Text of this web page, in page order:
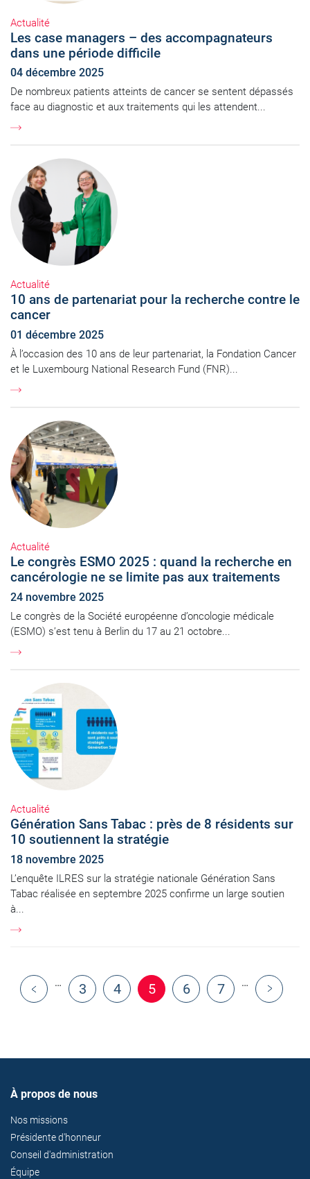
Actualité
Les case managers – des accompagnateurs
dans une période difficile
04 décembre 2025
De nombreux patients atteints de cancer se sentent dépassés
face au diagnostic et aux traitements qui les attendent...
Actualité
10 ans de partenariat pour la recherche contre le
cancer
01 décembre 2025
À l’occasion des 10 ans de leur partenariat, la Fondation Cancer
et le Luxembourg National Research Fund (FNR)...
Actualité
Le congrès ESMO 2025 : quand la recherche en
cancérologie ne se limite pas aux traitements
24 novembre 2025
Le congrès de la Société européenne d’oncologie médicale
(ESMO) s’est tenu à Berlin du 17 au 21 octobre...
Actualité
Génération Sans Tabac : près de 8 résidents sur
10 soutiennent la stratégie
18 novembre 2025
L’enquête ILRES sur la stratégie nationale Génération Sans
Tabac réalisée en septembre 2025 confirme un large soutien
à...
‹ Previous
… 3 4 5 6 7 …
Next ›
À propos de nous
Nos missions
Présidente d'honneur
Conseil d'administration
Équipe